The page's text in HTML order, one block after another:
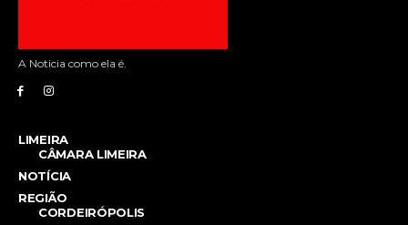
A Noticia como ela é.
LIMEIRA
CÂMARA LIMEIRA
NOTÍCIA
REGIÃO
CORDEIRÓPOLIS